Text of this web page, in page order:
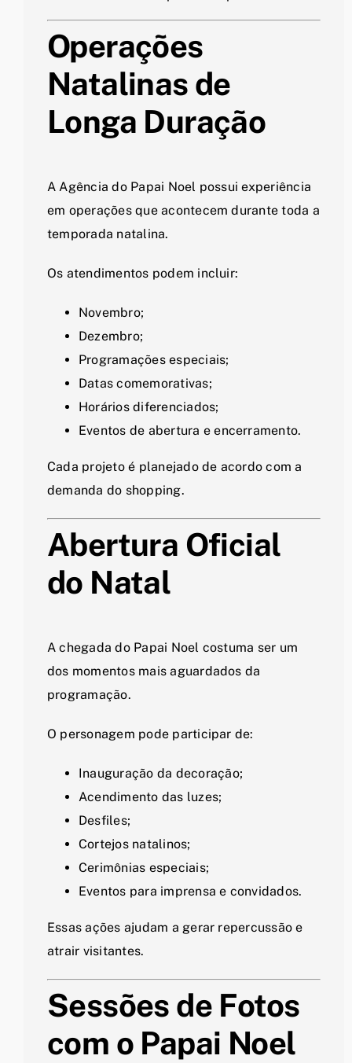
Operações
Natalinas de
Longa Duração
A Agência do Papai Noel possui experiência
em operações que acontecem durante toda a
temporada natalina.
Os atendimentos podem incluir:
Novembro;
Dezembro;
Programações especiais;
Datas comemorativas;
Horários diferenciados;
Eventos de abertura e encerramento.
Cada projeto é planejado de acordo com a
demanda do shopping.
Abertura Oficial
do Natal
A chegada do Papai Noel costuma ser um
dos momentos mais aguardados da
programação.
O personagem pode participar de:
Inauguração da decoração;
Acendimento das luzes;
Desfiles;
Cortejos natalinos;
Cerimônias especiais;
Eventos para imprensa e convidados.
Essas ações ajudam a gerar repercussão e
atrair visitantes.
Sessões de Fotos
com o Papai Noel